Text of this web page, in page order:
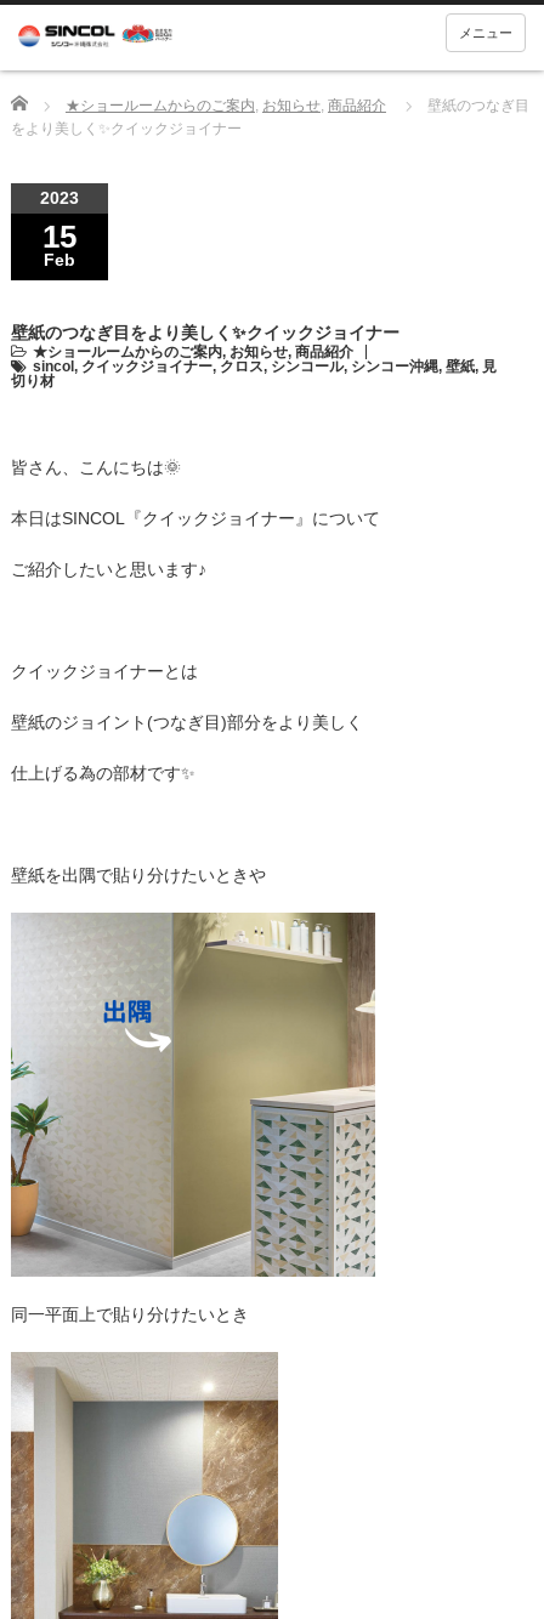
メニュー
Home ★ショールームからのご案内, お知らせ, 商品紹介
壁紙のつなぎ目
をより美しく✨クイックジョイナー
2023
15
Feb
壁紙のつなぎ目をより美しく✨クイックジョイナー
★ショールームからのご案内, お知らせ, 商品紹介
sincol , クイックジョイナー, クロス, シンコール, シンコー沖縄, 壁紙, 見
切り材
皆さん、こんにちは🌞
本日はSINCOL『クイックジョイナー』について
ご紹介したいと思います♪
クイックジョイナーとは
壁紙のジョイント(つなぎ目)部分をより美しく
仕上げる為の部材です✨
壁紙を出隅で貼り分けたいときや
同一平面上で貼り分けたいとき